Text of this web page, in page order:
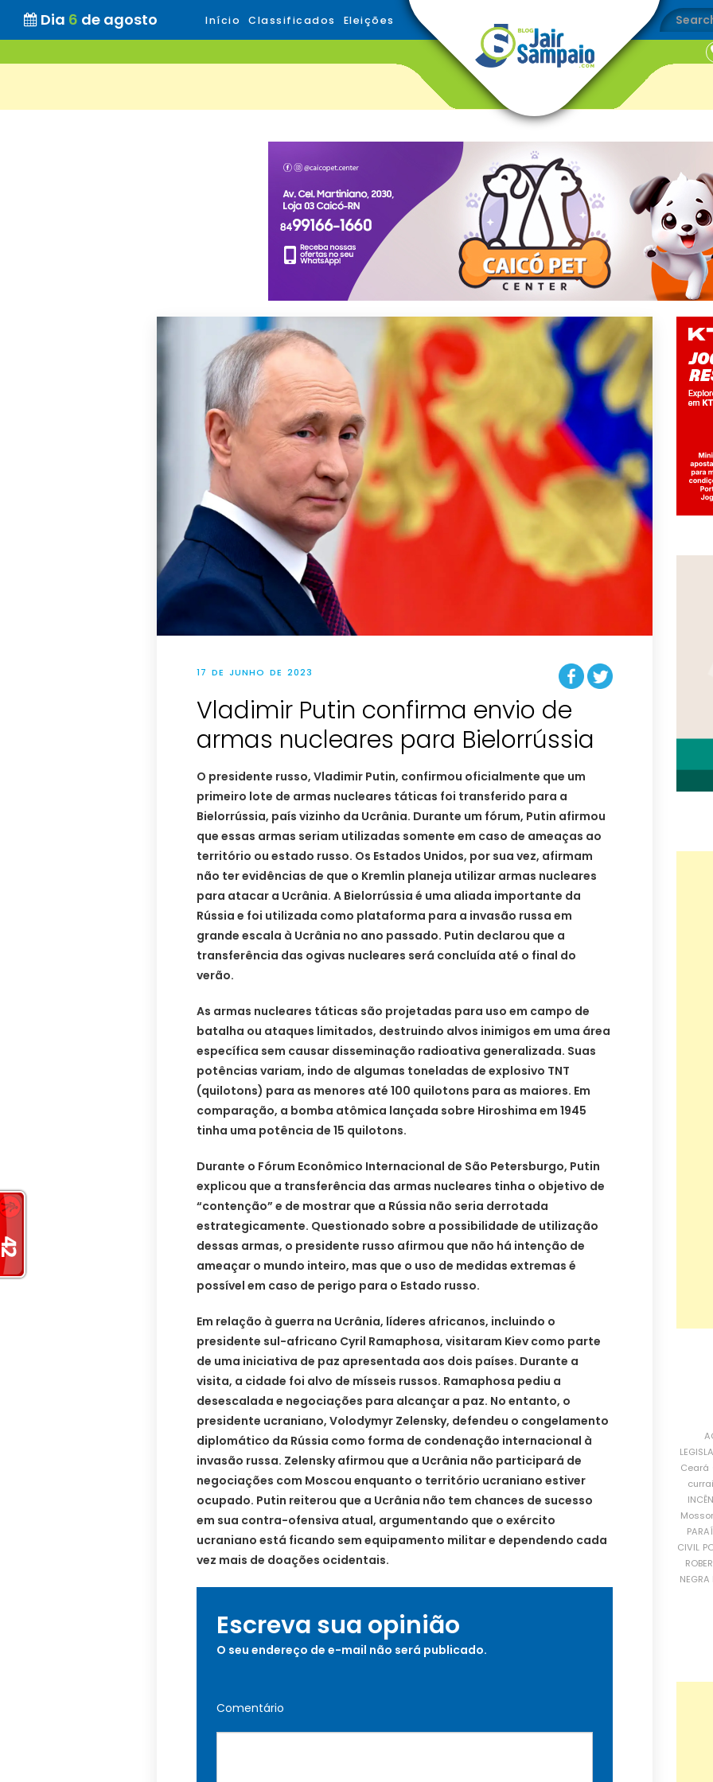
Dia 6 de agosto Início Classificados Eleições
17 DE JUNHO DE 2023
Vladimir Putin confirma envio de
armas nucleares para Bielorrússia
O presidente russo, Vladimir Putin, confirmou oficialmente que um
primeiro lote de armas nucleares táticas foi transferido para a
Bielorrússia, país vizinho da Ucrânia. Durante um fórum, Putin afirmou
que essas armas seriam utilizadas somente em caso de ameaças ao
território ou estado russo. Os Estados Unidos, por sua vez, afirmam
não ter evidências de que o Kremlin planeja utilizar armas nucleares
para atacar a Ucrânia. A Bielorrússia é uma aliada importante da
Rússia e foi utilizada como plataforma para a invasão russa em
grande escala à Ucrânia no ano passado. Putin declarou que a
transferência das ogivas nucleares será concluída até o final do
verão.
As armas nucleares táticas são projetadas para uso em campo de
batalha ou ataques limitados, destruindo alvos inimigos em uma área
específica sem causar disseminação radioativa generalizada. Suas
potências variam, indo de algumas toneladas de explosivo TNT
(quilotons) para as menores até 100 quilotons para as maiores. Em
comparação, a bomba atômica lançada sobre Hiroshima em 1945
tinha uma potência de 15 quilotons.
Durante o Fórum Econômico Internacional de São Petersburgo, Putin
explicou que a transferência das armas nucleares tinha o objetivo de
“contenção” e de mostrar que a Rússia não seria derrotada
estrategicamente. Questionado sobre a possibilidade de utilização
dessas armas, o presidente russo afirmou que não há intenção de
ameaçar o mundo inteiro, mas que o uso de medidas extremas é
possível em caso de perigo para o Estado russo.
Em relação à guerra na Ucrânia, líderes africanos, incluindo o
presidente sul-africano Cyril Ramaphosa, visitaram Kiev como parte
de uma iniciativa de paz apresentada aos dois países. Durante a
visita, a cidade foi alvo de mísseis russos. Ramaphosa pediu a
desescalada e negociações para alcançar a paz. No entanto, o
presidente ucraniano, Volodymyr Zelensky, defendeu o congelamento
diplomático da Rússia como forma de condenação internacional à
invasão russa. Zelensky afirmou que a Ucrânia não participará de
negociações com Moscou enquanto o território ucraniano estiver
ocupado. Putin reiterou que a Ucrânia não tem chances de sucesso
em sua contra-ofensiva atual, argumentando que o exército
ucraniano está ficando sem equipamento militar e dependendo cada
vez mais de doações ocidentais.
Escreva sua opinião
O seu endereço de e-mail não será publicado.
Comentário
Ceará
CIVIL
NEGRA